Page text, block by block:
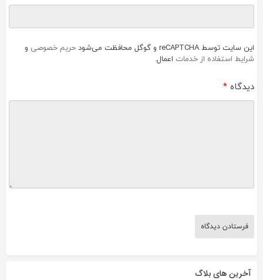
این سایت توسط reCAPTCHA و گوگل محافظت می‌شود حریم خصوصی و
شرایط استفاده از خدمات اعمال.
دیدگاه *
آخرین های بلاگ